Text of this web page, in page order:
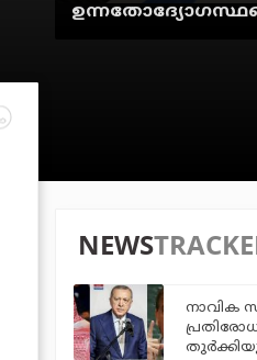
NEWS
നാവിക